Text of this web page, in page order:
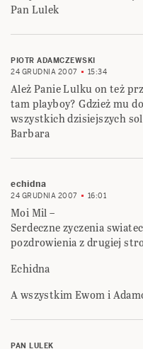
Pan Lulek
PIOTR ADAMCZEWSKI
24 GRUDNIA 2007
15:34
Ależ Panie Lulku on też
tam playboy? Gdzież mu
wszystkich dzisiejszych
Barbara
echidna
24 GRUDNIA 2007 16:01
Moi Mil –
Serdeczne zyczenia
pozdrowienia z drugiej
Echidna
A wszystkim Ewom i
PAN LULEK